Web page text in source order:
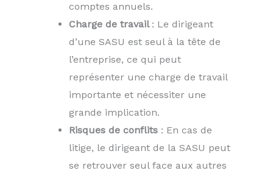
comptes annuels.
Charge de travail : Le dirigeant
d’une SASU est seul à la tête de
l’entreprise, ce qui peut
représenter une charge de travail
importante et nécessiter une
grande implication.
Risques de conflits : En cas de
litige, le dirigeant de la SASU peut
se retrouver seul face aux autres